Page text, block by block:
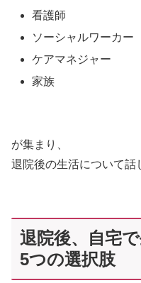
看護師
ソーシャルワーカー
ケアマネジャー
家族
が集まり、
退院後の生活について話
退院後、自宅
5つの選択肢